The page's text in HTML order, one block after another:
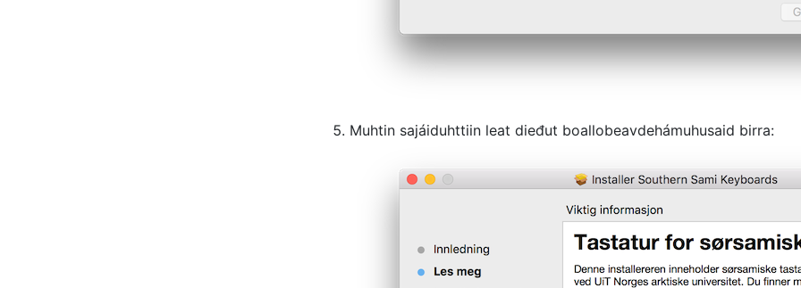
Muhtin sajáiduhttiin leat dieđut boallobeavdehámuhusaid birra: